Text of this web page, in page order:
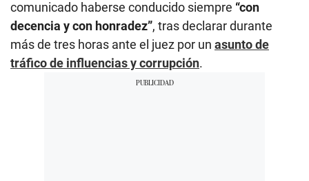
comunicado haberse conducido siempre “con
decencia y con honradez”, tras declarar durante
más de tres horas ante el juez por un asunto de
tráfico de influencias y corrupción.